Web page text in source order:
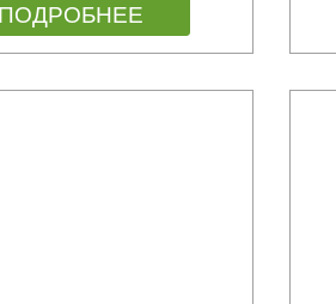
ПОДРОБНЕЕ